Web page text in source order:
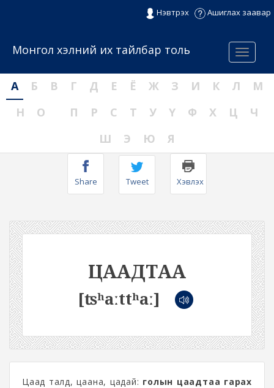
Нэвтрэх Ашиглах заавар
Menu
Монгол хэлний их тайлбар толь
А Б В Г Д Е Ё Ж З И К Л
М
Н
О П Р С Т У Ү Ф Х Ц
Ч
Ш
Э Ю Я
Share Tweet Хэвлэх
ЦААДТАА
[ʦʰaːttʰaː]
Цаад талд, цаана, цадай: голын цаадтаа гарах